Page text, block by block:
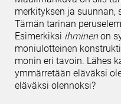
merkityksen ja suunnan,
Tämän tarinan
Esimerkiksi ihminenon
moniulotteinen
monin eri tavoin. Lähes
ymmärretään eläväksi
eläväksi olennoksi?